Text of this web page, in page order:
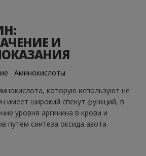
И
Аминокислоты
которую используют не
имеет широкий спекут функций, в
уровня аргинина в крови и
путем синтеза оксида азота.